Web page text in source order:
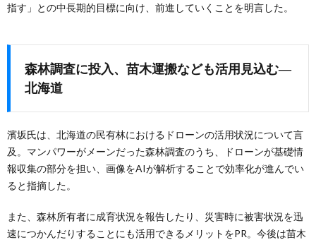
指す」との中長期的目標に向け、前進していくことを明言した。
森林調査に投入、苗木運搬なども活用見込む―
北海道
濱坂氏は、北海道の民有林におけるドローンの活用状況について言
及。マンパワーがメーンだった森林調査のうち、ドローンが基礎情
報収集の部分を担い、画像をAIが解析することで効率化が進んでい
ると指摘した。
また、森林所有者に成育状況を報告したり、災害時に被害状況を迅
速につかんだりすることにも活用できるメリットをPR。今後は苗木